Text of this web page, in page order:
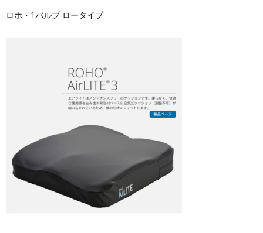
ロホ・1バルブ ロータイプ